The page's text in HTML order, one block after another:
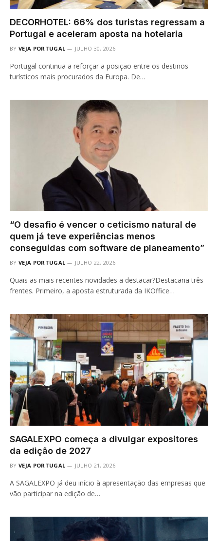
DECORHOTEL: 66% dos turistas regressam a
Portugal e aceleram aposta na hotelaria
BY VEJA PORTUGAL JULHO 30, 2026
Portugal continua a reforçar a posição entre os destinos
turísticos mais procurados da Europa. De…
“O desafio é vencer o ceticismo natural de
quem já teve experiências menos
conseguidas com software de planeamento”
BY VEJA PORTUGAL JULHO 22, 2026
Quais as mais recentes novidades a destacar?Destacaria três
frentes. Primeiro, a aposta estruturada da IKOffice…
SAGALEXPO começa a divulgar expositores
da edição de 2027
BY VEJA PORTUGAL JULHO 21, 2026
A SAGALEXPO já deu início à apresentação das empresas que
vão participar na edição de…